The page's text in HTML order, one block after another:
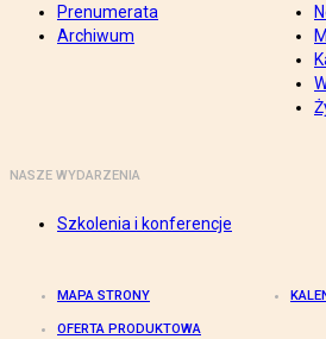
Prenumerata
Archiwum
NASZE WYDARZENIA
Szkolenia i konferencje
MAPA STRONY
OFERTA PRODUKTOWA